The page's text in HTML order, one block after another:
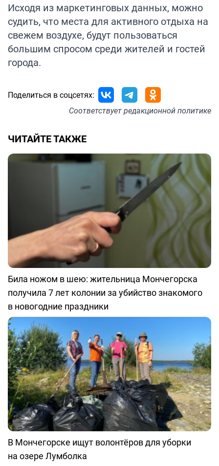
Исходя из маркетинговых данных, можно
судить, что места для активного отдыха на
свежем воздухе, будут пользоваться
большим спросом среди жителей и гостей
города.
Поделиться в соцсетях:
Соответствуетредакционной политике
ЧИТАЙТЕ ТАКЖЕ
Била ножом в шею: жительница Мончегорска
получила 7 лет колонии за убийство знакомого
в новогодние праздники
В Мончегорске ищут волонтёров для уборки
на озере Лумболка